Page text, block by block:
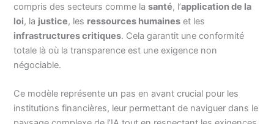
compris des secteurs comme lasanté, l’application de la
loi, la justice, les ressources humaines et les
infrastructures critiques. Cela garantit une conformité
totale là où la transparence est une exigence non
négociable.
Ce modèle représente un pas en avant crucial pour les
institutions financières, leur permettant de naviguer dans le